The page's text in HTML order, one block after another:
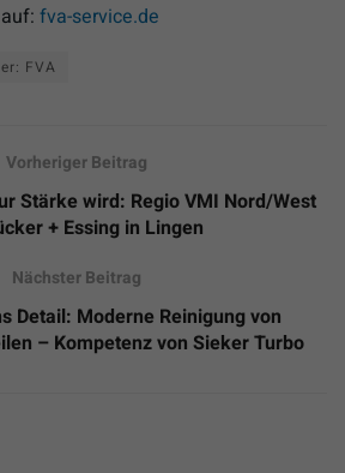
fva-service.de
FVA
Vorheriger Beitrag
Stärke wird: Regio VMI Nord/West
+ Essing in Lingen
Nächster Beitrag
Detail: Moderne Reinigung von
– Kompetenz von Sieker Turbo